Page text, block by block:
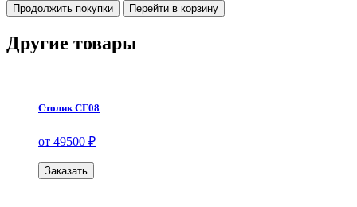
Продолжить покупки Перейти в корзину
Другие товары
Столик СГ08
от 49500 ₽
Заказать